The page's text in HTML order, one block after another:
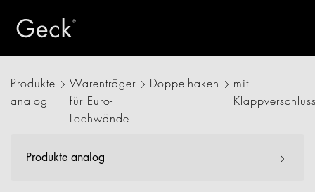
Produkte
analog
Warenträger
für Euro-
Lochwände
Doppelhaken
mit
Produkte analog